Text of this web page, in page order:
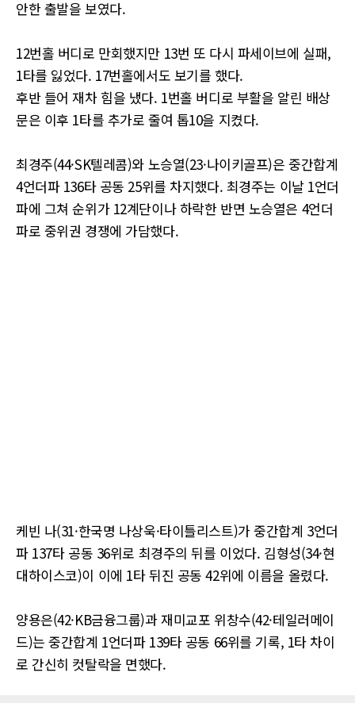
안한 출발을 보였다.
12번홀 버디로 만회했지만 13번 또 다시 파세이브에 실패,
1타를 잃었다. 17번홀에서도 보기를 했다.
후반 들어 재차 힘을 냈다. 1번홀 버디로 부활을 알린 배상
문은 이후 1타를 추가로 줄여 톱10을 지켰다.
최경주(44·SK텔레콤)와 노승열(23·나이키골프)은 중간합계
4언더파 136타 공동 25위를 차지했다. 최경주는 이날 1언더
파에 그쳐 순위가 12계단이나 하락한 반면 노승열은 4언더
파로 중위권 경쟁에 가담했다.
케빈 나(31·한국명 나상욱·타이틀리스트)가 중간합계 3언더
파 137타 공동 36위로 최경주의 뒤를 이었다. 김형성(34·현
대하이스코)이 이에 1타 뒤진 공동 42위에 이름을 올렸다.
양용은(42·KB금융그룹)과 재미교포 위창수(42·테일러메이
드)는 중간합계 1언더파 139타 공동 66위를 기록, 1타 차이
로 간신히 컷탈락을 면했다.